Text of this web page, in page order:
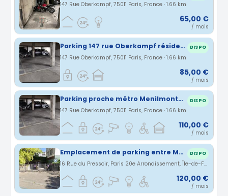
147 Rue Oberkampf, 75011 Paris, France · 1.66 km
65,00 €
/ mois
Parking 147 rue Oberkampf résidence sécurisée DISPO
147 Rue Oberkampf, 75011 Paris, France · 1.66 km
85,00 €
/ mois
Parking proche métro Menilmontant Paris 11 DISPO
147 Rue Oberkampf, 75011 Paris, France · 1.66 km
110,00 €
/ mois
Emplacement de parking entre Ménilmontant et Couronnes. DISPO
16 Rue du Pressoir, Paris 20e Arrondissement, Île-de-France, France · 1.66 km
120,00 €
/ mois